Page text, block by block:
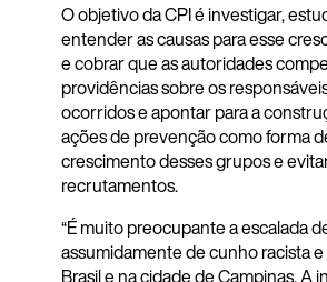
O objetivo da CPI é investigar,
entender as causas para esse
e cobrar que as autoridades
providências sobre os
ocorridos e apontar para a
ações de prevenção como forma
crescimento desses grupos e
recrutamentos.
“É muito preocupante a escalada
assumidamente de cunho racista
Brasil e na cidade de Campinas. A